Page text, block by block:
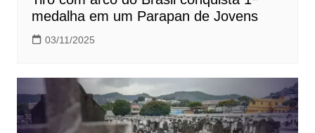
medalha em um Parapan de Jovens
03/11/2025